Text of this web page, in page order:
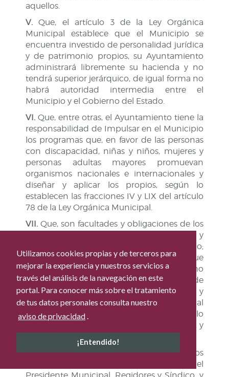
Utilizamos cookies propias y de terceros para
mejorar la experiencia y nuestros servicios a
través del análisis de la navegación en este
portal. Para conocer más sobre el tratamiento
de tus datos personales consulta nuestro
aviso de privacidad.
¡Entendido!
aquellos.
V. Que, el artículo 3 de la Ley Orgánica
Municipal establece que el Municipio se
encuentra investido de personalidad jurídica
y de patrimonio propios, su Ayuntamiento
administrará libremente su hacienda y no
tendrá superior jerárquico, de igual forma no
habrá autoridad intermedia entre el
Municipio y el Gobierno del Estado.
VI. Que, entre otras, el Ayuntamiento tiene la
responsabilidad de Impulsar en el Municipio
los programas que, en favor de las personas
con discapacidad, niñas y niños, mujeres y
personas adultas mayores promuevan
organismos nacionales e internacionales y
diseñar y aplicar los propios, según lo
establecen las fracciones IV y LIX del artículo
78 de la Ley Orgánica Municipal.
VII.Que, son facultades y obligaciones de los
Regidores, ejercer la debida inspección y
vigilancia, en los ramos a su cargo;
dictaminar e informar sobre los asuntos que
le encomiende el Ayuntamiento, así como
formular al mismo las propuestas de
ordenamiento en asuntos Municipales, y
promover todo lo que crean conveniente al
buen servicio público, de acuerdo a lo
establecido en el artículo 92 fracciones l, V, y
VIII.Que, los acuerdos de los Ayuntamientos
se tomarán por mayoría de votos del
Presidente Municipal, Regidores y Síndico, y